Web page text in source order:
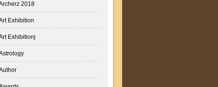
2018
Exhibition
Exhibitionj